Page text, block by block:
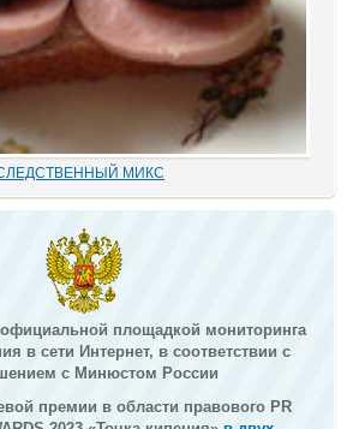
МИКС
все: от такой «малости», как
на папке статей обвинения без
закрытия одного и возбуждения другого
всем законам...
официальной площадкой мониторинга
в сети Интернет, в соответствии с
с Минюстом России
премии в области правового PR